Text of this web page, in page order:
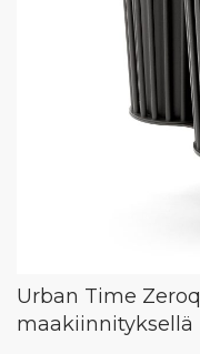
Urban Time
maakiinnityksellä